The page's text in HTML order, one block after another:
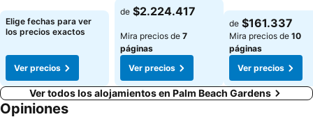
Ver precios
Elige fechas para ver
los precios exactos
Ver precios
Ver precios
de $2.224.417
Mira precios de 7
páginas
Ver precios
Ver precios
de $161.337
Mira precios de 10
páginas
Ver precios
Ver todos los alojamientos en Palm Beach Gardens
Opiniones